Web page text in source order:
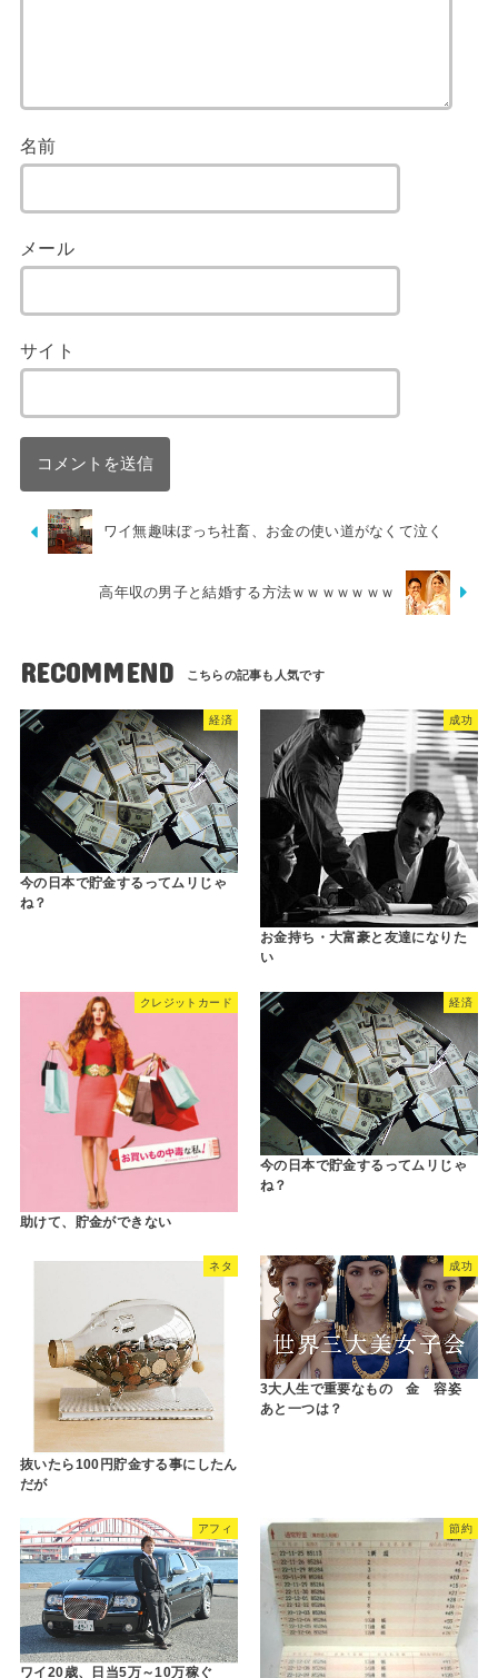
名前
メール
サイト
ワイ無趣味ぼっち社畜、お金の使い道がなくて泣く
高年収の男子と結婚する方法ｗｗｗｗｗｗｗ
RECOMMEND
経済
今の日本で貯金するってムリじゃ
ね？
成功
お金持ち・大富豪と友達になりた
い
クレジットカード
助けて、貯金ができない
経済
今の日本で貯金するってムリじゃ
ね？
ネタ
抜いたら100円貯金する事にしたん
だが
成功
3大人生で重要なもの 金 容姿
あと一つは？
アフィ
ワイ20歳、日当5万～10万稼ぐ
節約